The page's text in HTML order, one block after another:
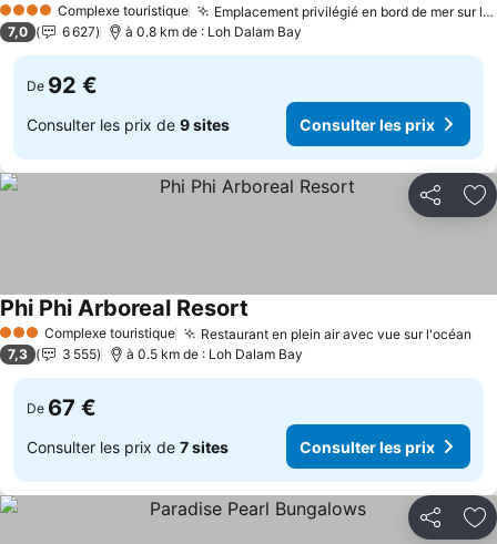
4 Étoiles Complexe touristique Emplacement privilégié en bord de mer sur la baie de Loh Dalum
7,0 6 627 à 0.8 km de : Loh Dalam Bay
De 92 €
Consulter les prix de 9 sites Consulter les prix
Partager
3 ÉtoilesComplexe touristique Restaurant en plein air avec vue sur l'océan
Phi Phi Arboreal Resort
7,3 3 555 à 0.5 km de : Loh Dalam Bay
De 67 €
Consulter les prix de 7 sites Consulter les prix
Partager